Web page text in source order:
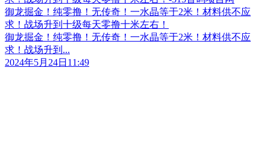
御龙掘金！纯零撸！无传奇！一水晶等于2米！材料供不应
求！战场升到十级每天零撸十米左右！
御龙掘金！纯零撸！无传奇！一水晶等于2米！材料供不应
求！战场升到...
2024年5月24日11:49